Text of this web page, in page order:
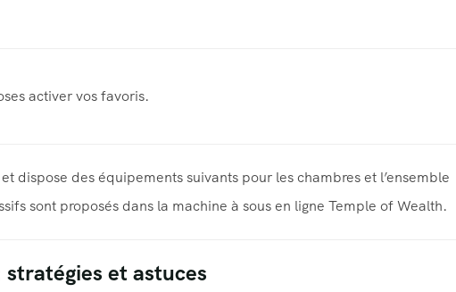
activer vos favoris.
dispose des équipements suivants pour les chambres et l’ensemble
sont proposés dans la machine à sous en ligne Temple of Wealth.
et astuces